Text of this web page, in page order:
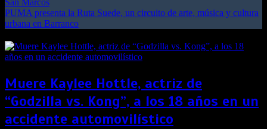
San Marcos
PUMA presenta la Ruta Suede, un circuito de arte, música y cultura
urbana en Barranco
Muere Kaylee Hottle, actriz de
“Godzilla vs. Kong”, a los 18 años en un
accidente automovilístico